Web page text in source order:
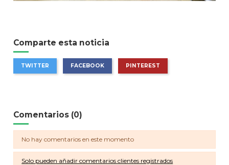
Comparte esta noticia
TWITTER FACEBOOK PINTEREST
Comentarios (0)
No hay comentarios en este momento
Solo pueden añadir comentarios clientes registrados